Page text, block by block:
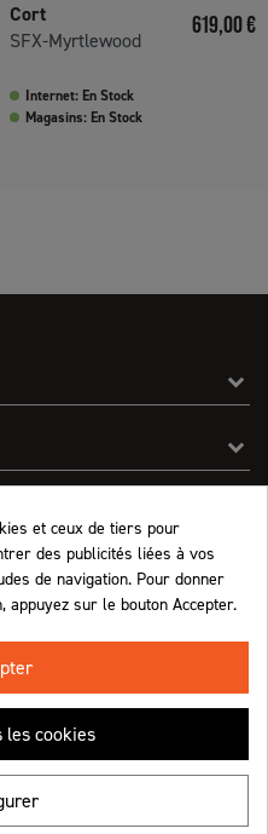
Cort
SFX-Myrtlewood
Prix
619,00 €
Internet: En Stock
Magasins: En Stock
nous !
et ceux de tiers pour
des publicités liées à vos
de navigation. Pour donner
sur le bouton Accepter.
les cookies